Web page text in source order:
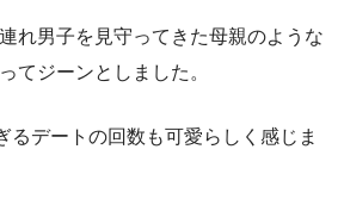
れ男子を見守ってきた母親のような
てジーンとしました。
るデートの回数も可愛らしく感じま